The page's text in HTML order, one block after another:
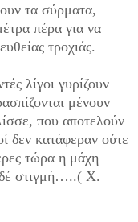
τα σύρματα,
πέρα για να
τροχιάς.
λίγοι γυρίζουν
μένουν
που αποτελούν
δεν κατάφεραν ούτε
τώρα η μάχη
στιγμή…..( Χ.